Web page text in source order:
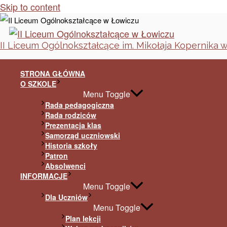
Skip to content
II Liceum Ogólnokształcące im. Mikołaja Kopernika
STRONA GŁÓWNA
O SZKOLE
Menu Toggle
Rada pedagogiczna
Rada rodziców
Prezentacja klas
Samorząd uczniowski
Historia szkoły
Patron
Absolwenci
INFORMACJE
Menu Toggle
Dla Uczniów
Menu Toggle
Plan lekcji